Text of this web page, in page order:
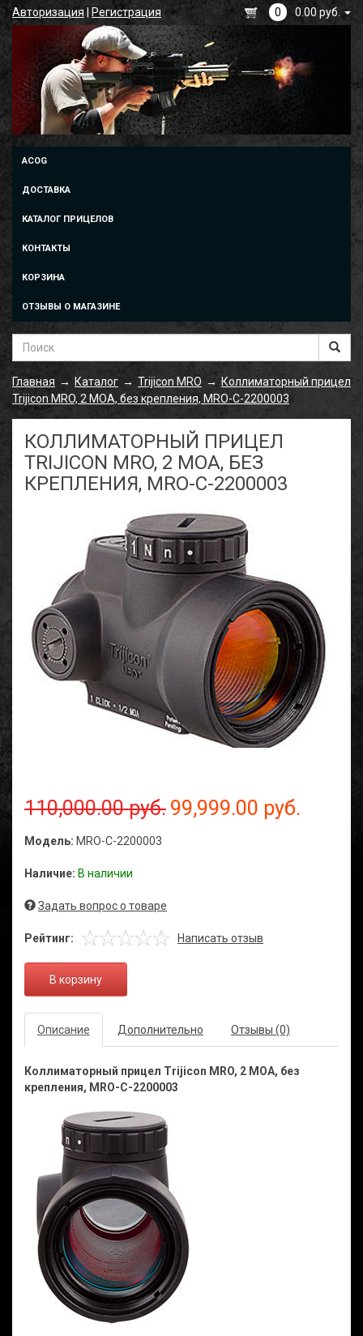
Авторизация Регистрация 0 0.00 руб.
ACOG
ДОСТАВКА
КАТАЛОГ ПРИЦЕЛОВ
КОНТАКТЫ
КОРЗИНА
ОТЗЫВЫ О МАГАЗИНЕ
Главная → Каталог → Trijicon MRO →
Коллиматорный прицел
Trijicon MRO, 2 МОА, без крепления, MRO-C-2200003
КОЛЛИМАТОРНЫЙ ПРИЦЕЛ
TRIJICON MRO, 2 МОА, БЕЗ
КРЕПЛЕНИЯ, MRO-C-2200003
110,000.00 руб. 99,999.00 руб.
Модель: MRO-C-2200003
Наличие: В наличии
Задать вопрос о товаре
Рейтинг: Написать отзыв
В корзину
Описание Дополнительно Отзывы (0)
Коллиматорный прицел Trijicon MRO, 2 МОА, без
крепления, MRO-C-2200003